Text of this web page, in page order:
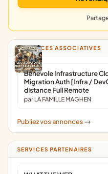
ANNONCES ASSOCIATIVES
Bénévole Infrastructure
Migration Auth [Infra /
distance Full Remote
par LA FAMILLE MAGHEN
Publiez vos annonces ->
SERVICES PARTENAIRES